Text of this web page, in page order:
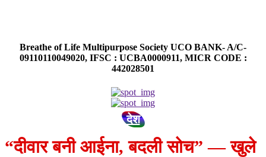
Breathe of Life Multipurpose Society UCO BANK- A/C-
09110110049020, IFSC : UCBA0000911, MICR CODE :
442028501
देश
“दीवार बनी आईना, बदली सोच” — खुले